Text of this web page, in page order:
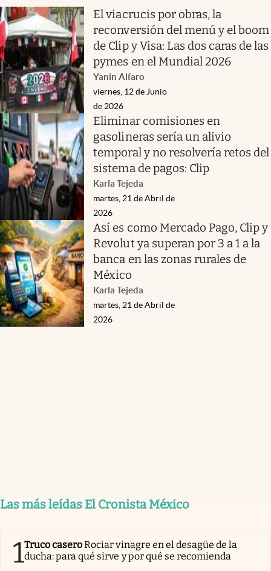
El viacrucis por obras, la
reconversión del menú y el boom
de Clip y Visa: Las dos caras de las
pymes en el Mundial 2026
Yanin Alfaro
viernes, 12 de Junio
de 2026
Eliminar comisiones en
gasolineras sería un alivio
temporal y no resolvería retos del
sistema de pagos: Clip
Karla Tejeda
martes, 21 de Abril de
2026
Así es como Mercado Pago, Clip y
Revolut ya superan por 3 a 1 a la
banca en las zonas rurales de
México
Karla Tejeda
martes, 21 de Abril de
2026
Las más leídas El Cronista México
1Truco caseroRociar vinagre en el desagüe de la
ducha: para qué sirve y por qué se recomienda